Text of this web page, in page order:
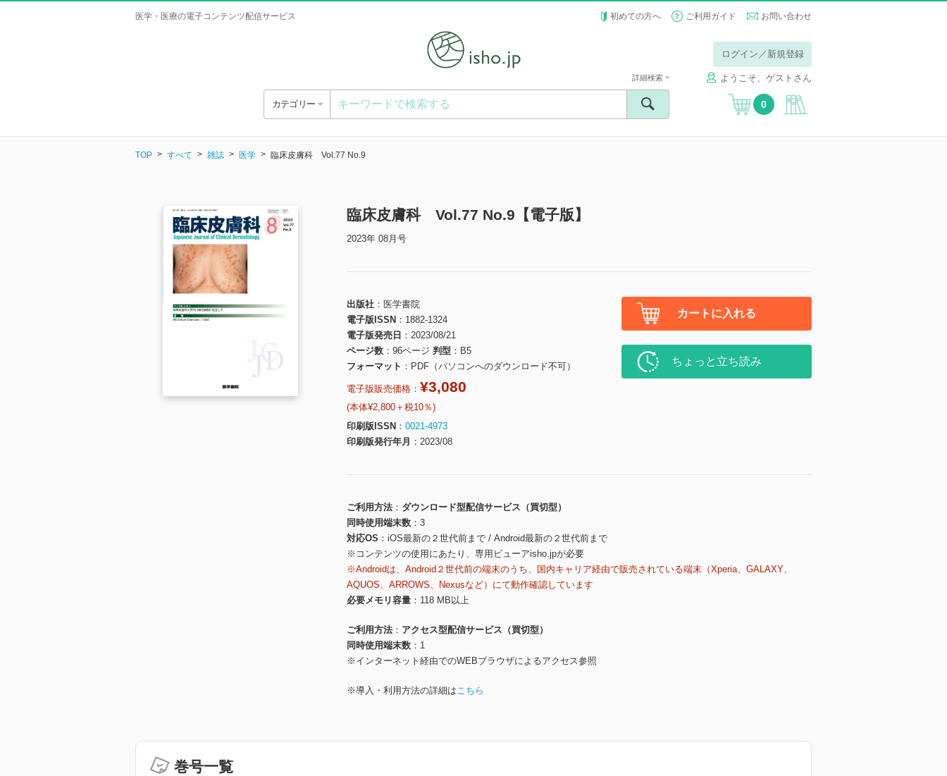
医学・医療の電子コンテンツ配信サービス 初めての方へ ご利用ガイド お問い合わせ
ログイン／新規登録
ようこそ、ゲストさん
カテゴリー
詳細検索
0
TOP すべて 雑誌 医学 臨床皮膚科 Vol.77 No.9
臨床皮膚科 Vol.77 No.9【電子版】
2023年 08月号
出版社
医学書院
電子版ISSN
1882-1324
電子版発売日
2023/08/21
ページ数
96ページ 判型
B5
フォーマット
PDF（パソコンへのダウンロード不可）
電子版販売価格： ¥3,080
(本体¥2,800＋税10％)
印刷版ISSN
0021-4973
印刷版発行年月
2023/08
カートに入れる
ちょっと立ち読み
ご利用方法
ダウンロード型配信サービス（買切型）
同時使用端末数
3
対応OS
iOS最新の２世代前まで / Android最新の２世代前まで
※コンテンツの使用にあたり、専用ビューアisho.jpが必要
※Androidは、Android２世代前の端末のうち、国内キャリア経由で販売されている端末（Xperia、GALAXY、
AQUOS、ARROWS、Nexusなど）にて動作確認しています
必要メモリ容量
118 MB以上
ご利用方法
アクセス型配信サービス（買切型）
同時使用端末数
1
※インターネット経由でのWEBブラウザによるアクセス参照
※導入・利用方法の詳細はこちら
巻号一覧